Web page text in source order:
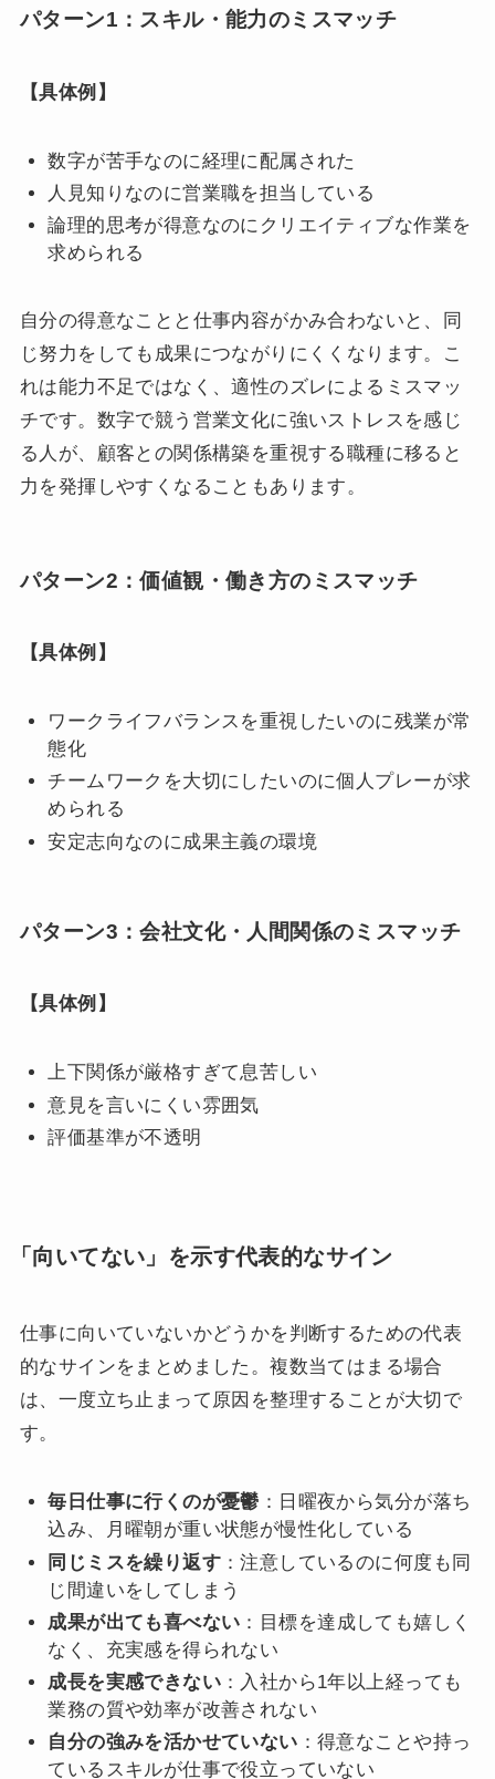
パターン1：スキル・能力のミスマッチ
【具体例】
数字が苦手なのに経理に配属された
人見知りなのに営業職を担当している
論理的思考が得意なのにクリエイティブな作業を
求められる
自分の得意なことと仕事内容がかみ合わないと、同
じ努力をしても成果につながりにくくなります。こ
れは能力不足ではなく、適性のズレによるミスマッ
チです。数字で競う営業文化に強いストレスを感じ
る人が、顧客との関係構築を重視する職種に移ると
力を発揮しやすくなることもあります。
パターン2：価値観・働き方のミスマッチ
【具体例】
ワークライフバランスを重視したいのに残業が常
態化
チームワークを大切にしたいのに個人プレーが求
められる
安定志向なのに成果主義の環境
パターン3：会社文化・人間関係のミスマッチ
【具体例】
上下関係が厳格すぎて息苦しい
意見を言いにくい雰囲気
評価基準が不透明
「向いてない」を示す代表的なサイン
仕事に向いていないかどうかを判断するための代表
的なサインをまとめました。複数当てはまる場合
は、一度立ち止まって原因を整理することが大切で
す。
毎日仕事に行くのが憂鬱 ：日曜夜から気分が落ち
込み、月曜朝が重い状態が慢性化している
同じミスを繰り返す ：注意しているのに何度も同
じ間違いをしてしまう
成果が出ても喜べない ：目標を達成しても嬉しく
なく、充実感を得られない
成長を実感できない ：入社から1年以上経っても
業務の質や効率が改善されない
自分の強みを活かせていない ：得意なことや持っ
ているスキルが仕事で役立っていない